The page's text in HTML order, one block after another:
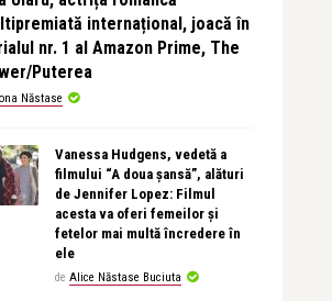
internațional, joacă în
nr. 1 al Amazon Prime, The
Puterea
Năstase
Vanessa Hudgens, vedetă a
filmului “A doua șansă”, alături
de Jennifer Lopez: Filmul
acesta va oferi femeilor și
fetelor mai multă încredere în
ele
de Alice Năstase Buciuta